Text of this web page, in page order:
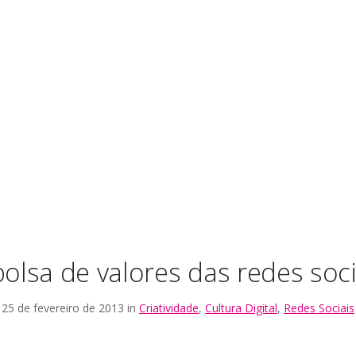
de valores das redes
25 de fevereiro de 2013 in Criatividade, Cultura Digital, Redes Sociais